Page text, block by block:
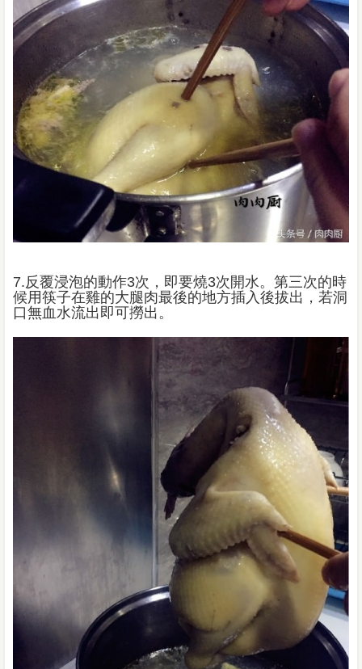
7.反覆浸泡的動作3次，即要燒3次開水。第三次的時
候用筷子在雞的大腿肉最後的地方插入後拔出，若洞
口無血水流出即可撈出。